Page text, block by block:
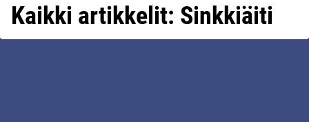
Kaikki artikkelit: Sinkkiäiti